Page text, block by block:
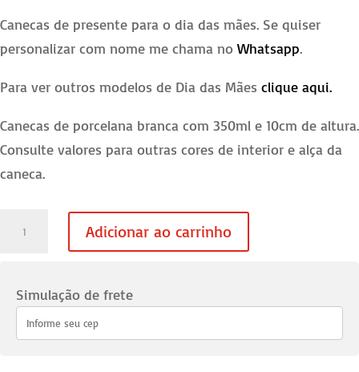
Canecas de presente para o dia das mães. Se quiser
personalizar com nome me chama no Whatsapp.
Para ver outros modelos de Dia das Mães clique aqui.
Canecas de porcelana branca com 350ml e 10cm de altura.
Consulte valores para outras cores de interior e alça da
caneca.
Mães
Adicionar ao carrinho
Simulação de frete